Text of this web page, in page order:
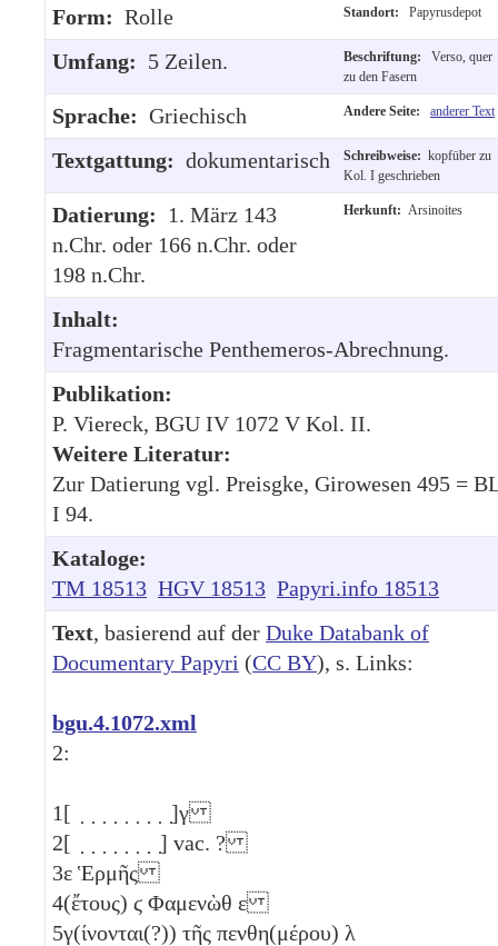
Form: Rolle Standort: Papyrusdepot
Umfang: 5 Zeilen. Beschriftung:
Verso, quer
zu den Fasern
Sprache: Griechisch Andere Seite: anderer Text
Textgattung: dokumentarisch Schreibweise: kopfüber zu
Kol. I geschrieben
Datierung: 1. März 143
n.Chr. oder 166 n.Chr. oder
198 n.Chr.
Herkunft: Arsinoites
Inhalt:
Fragmentarische Penthemeros-Abrechnung.
Publikation:
P. Viereck, BGU IV 1072 V Kol. II.
Weitere Literatur:
Zur Datierung vgl. Preisgke, Girowesen 495 =
I 94.
Kataloge:
TM 18513 HGV 18513 Papyri.info 18513
Text, basierend auf der Duke Databank of
Documentary Papyri (CC BY), s. Links:
bgu.4.1072.xml
2:
1[ ̣ ̣ ̣ ̣ ̣ ̣ ̣ ̣ ̣]γ
2[ ̣ ̣ ̣ ̣ ̣ ̣ ̣ ̣] vac. ?
3ε Ἑρμῆς
4(ἔτους) ϛ Φαμενὼθ ε
5γ(ίνονται(?)) τῆς πενθη(μέρου) λ